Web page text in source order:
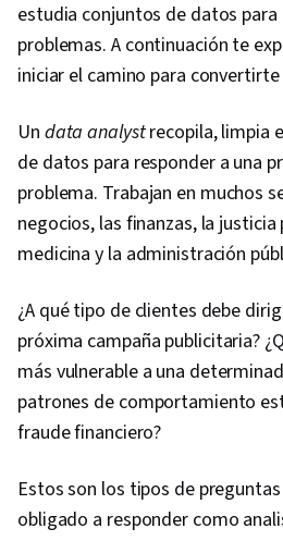
estudia conjuntos de datos para
problemas. A continuación te
iniciar el camino para convertirte
Un data analystrecopila, limpia
de datos para responder a una
problema. Trabajan en muchos
negocios, las finanzas, la justicia
medicina y la administración
¿A qué tipo de clientes debe
próxima campaña publicitaria?
más vulnerable a una
patrones de comportamiento
fraude financiero?
Estos son los tipos de
obligado a responder como